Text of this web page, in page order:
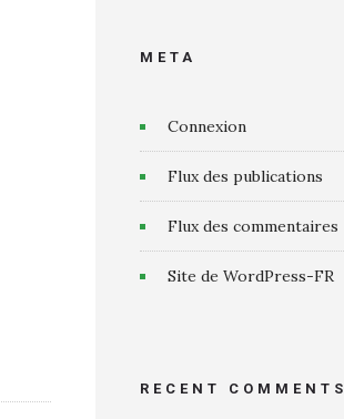
META
Connexion
Flux des publications
Flux des commentaires
Site de WordPress-FR
RECENT COMMENTS